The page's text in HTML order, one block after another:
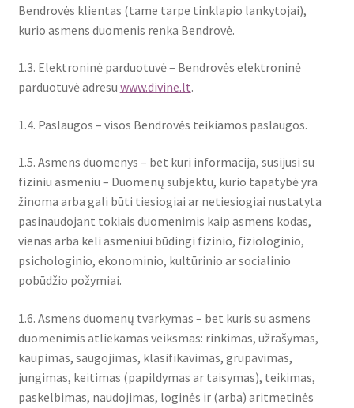
Bendrovės klientas (tame tarpe tinklapio lankytojai),
kurio asmens duomenis renka Bendrovė.
1.3. Elektroninė parduotuvė – Bendrovės elektroninė
parduotuvė adresu www.divine.lt.
1.4. Paslaugos – visos Bendrovės teikiamos paslaugos.
1.5. Asmens duomenys – bet kuri informacija, susijusi su
fiziniu asmeniu – Duomenų subjektu, kurio tapatybė yra
žinoma arba gali būti tiesiogiai ar netiesiogiai nustatyta
pasinaudojant tokiais duomenimis kaip asmens kodas,
vienas arba keli asmeniui būdingi fizinio, fiziologinio,
psichologinio, ekonominio, kultūrinio ar socialinio
pobūdžio požymiai.
1.6. Asmens duomenų tvarkymas – bet kuris su asmens
duomenimis atliekamas veiksmas: rinkimas, užrašymas,
kaupimas, saugojimas, klasifikavimas, grupavimas,
jungimas, keitimas (papildymas ar taisymas), teikimas,
paskelbimas, naudojimas, loginės ir (arba) aritmetinės